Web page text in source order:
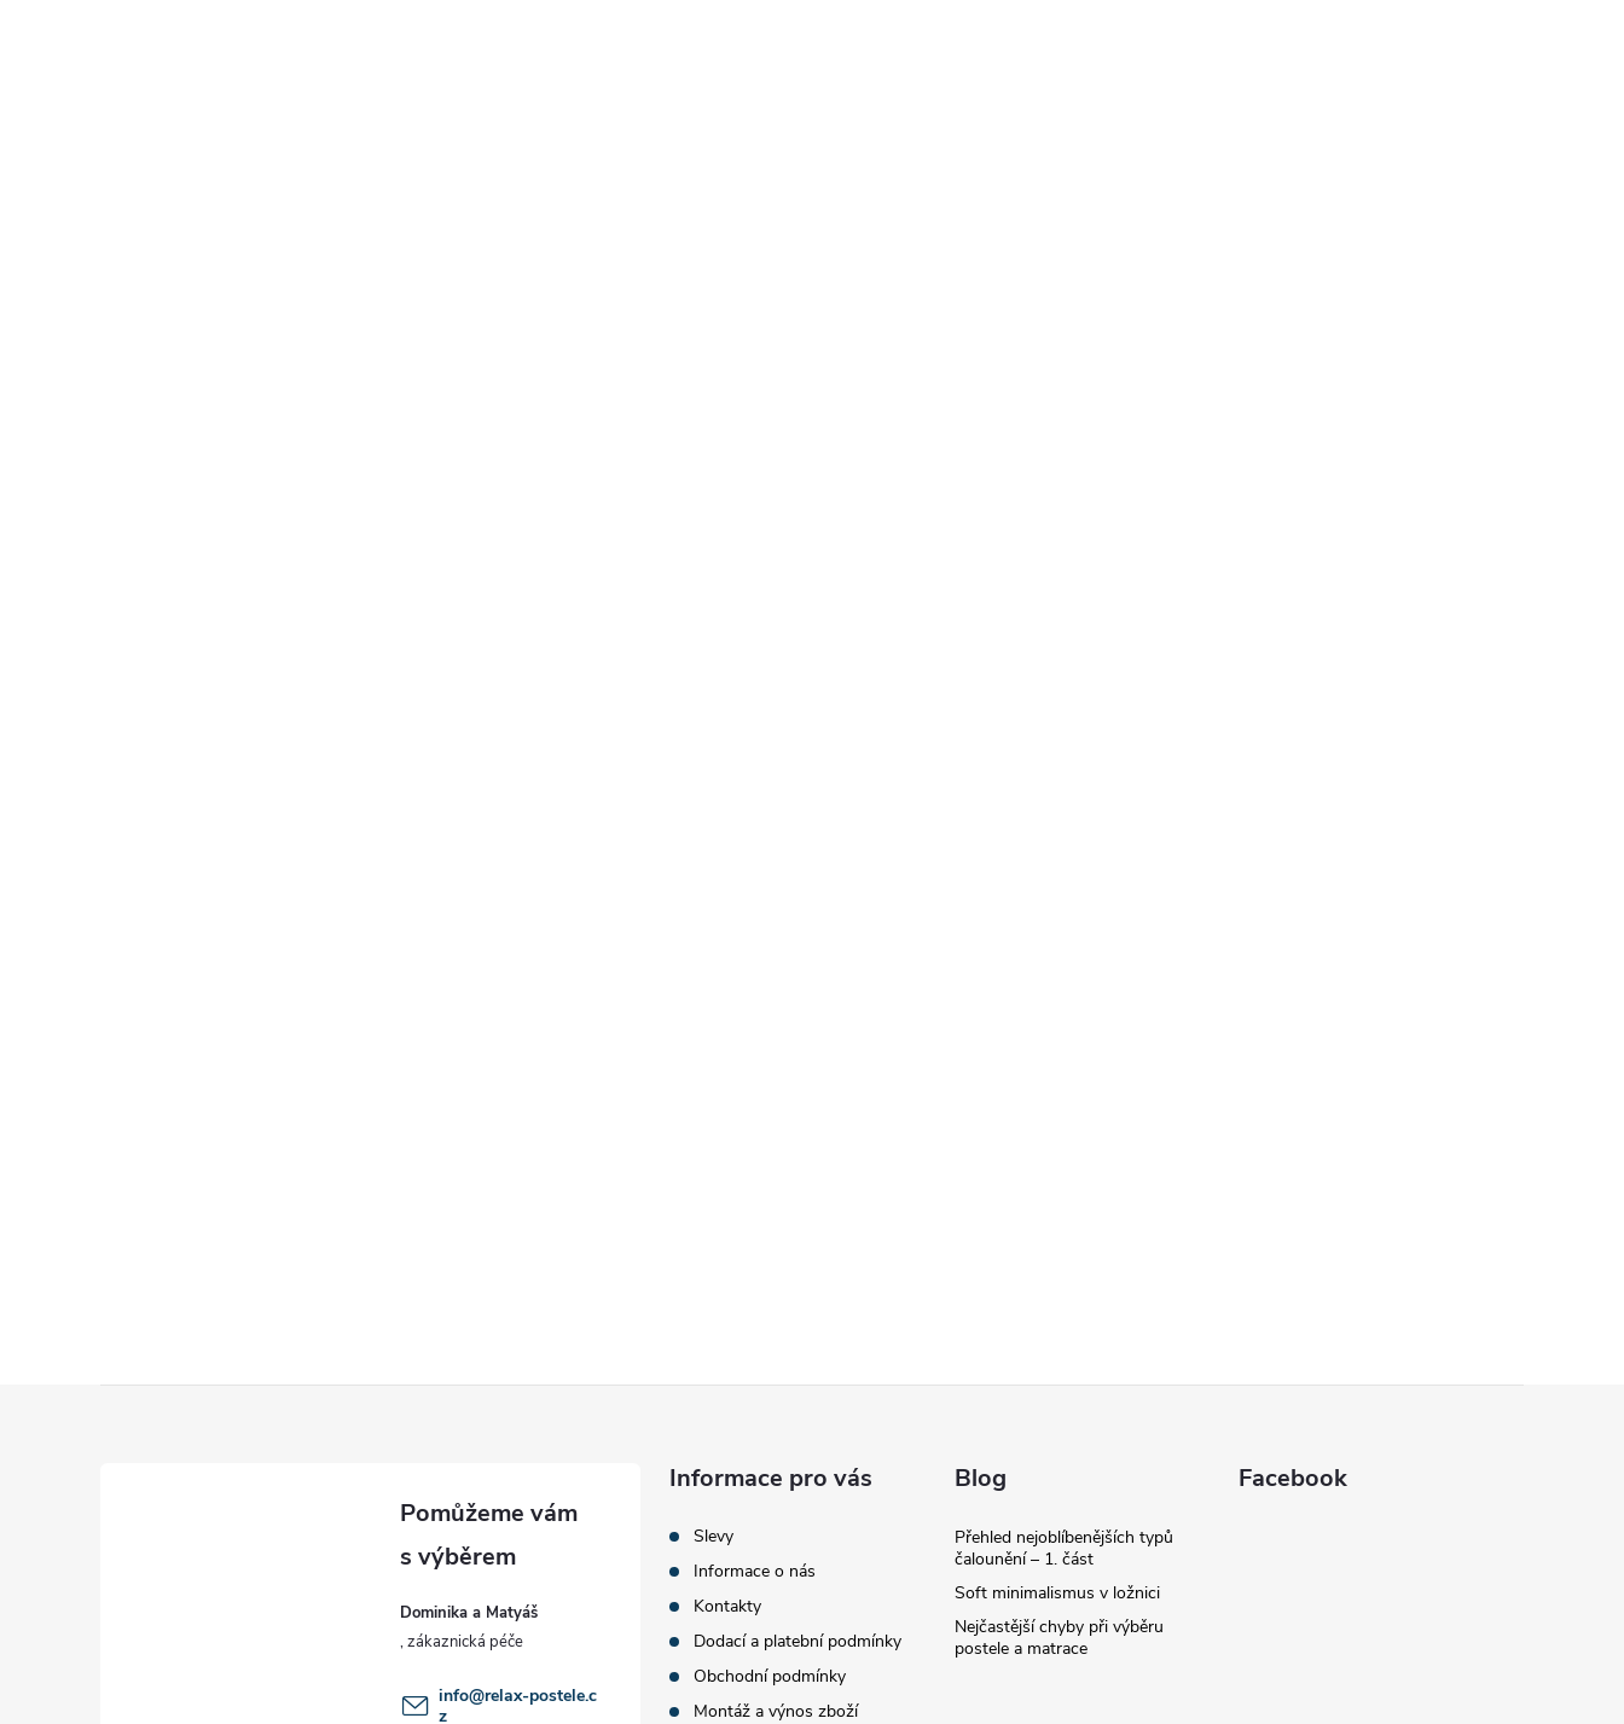
Dominika a Matyáš
info@relax-postele.c
z
Informace pro vás
Slevy
Informace o nás
Kontakty
Dodací a platební podmínky
Obchodní podmínky
Montáž a výnos zboží
Blog
Přehled nejoblíbenějších typů
čalounění – 1. část
Soft minimalismus v ložnici
Nejčastější chyby při výběru
postele a matrace
Facebook